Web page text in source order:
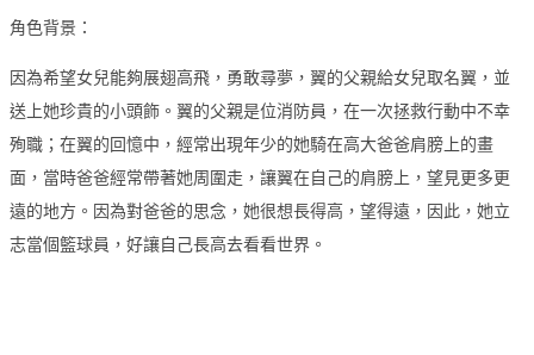
角色背景：
因為希望女兒能夠展翅高飛，勇敢尋夢，翼的父親給女兒取名翼，並
送上她珍貴的小頭飾。翼的父親是位消防員，在一次拯救行動中不幸
殉職；在翼的回憶中，經常出現年少的她騎在高大爸爸肩膀上的畫
面，當時爸爸經常帶著她周圍走，讓翼在自己的肩膀上，望見更多更
遠的地方。因為對爸爸的思念，她很想長得高，望得遠，因此，她立
志當個籃球員，好讓自己長高去看看世界。